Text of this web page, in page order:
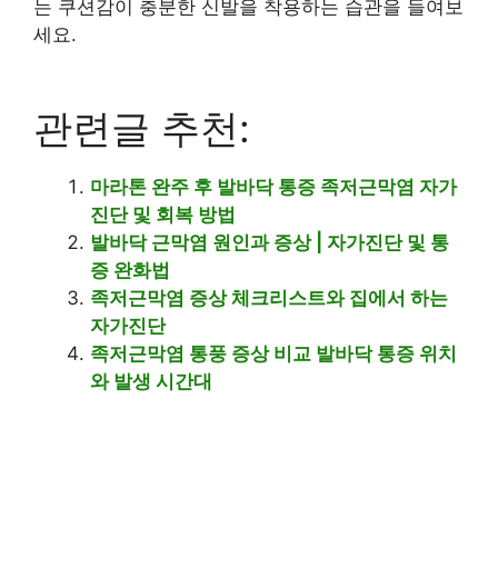
는 쿠션감이 충분한 신발을 착용하는 습관을 들여보
세요.
관련글 추천:
마라톤 완주 후 발바닥 통증 족저근막염 자가
진단 및 회복 방법
발바닥 근막염 원인과 증상 | 자가진단 및 통
증 완화법
족저근막염 증상 체크리스트와 집에서 하는
자가진단
족저근막염 통풍 증상 비교 발바닥 통증 위치
와 발생 시간대